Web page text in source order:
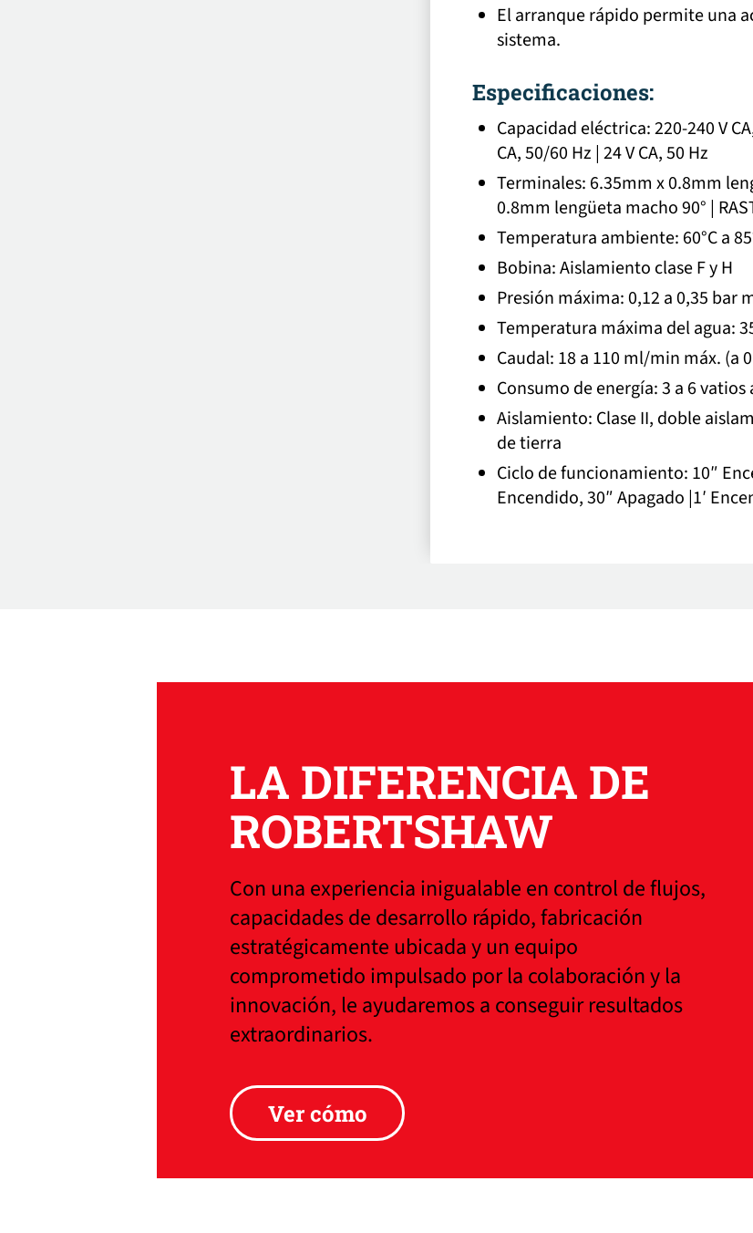
El arranque rápido permite una
sistema.
Especificaciones:
Capacidad eléctrica: 220-240 V
CA, 50/60 Hz | 24 V CA, 50 Hz
Terminales: 6.35mm x 0.8mm
0.8mm lengüeta macho 90° |
Temperatura ambiente: 60°C a
Bobina: Aislamiento clase F y H
Presión máxima: 0,12 a 0,35 bar
Temperatura máxima del agua:
Caudal: 18 a 110 ml/min máx. (a
Consumo de energía: 3 a 6 vatios
Aislamiento: Clase II, doble
de tierra
Ciclo de funcionamiento: 10″
Encendido, 30″ Apagado |1′
LA DIFERENCIA DE
ROBERTSHAW
Con una experiencia inigualable en control de flujos,
capacidades de desarrollo rápido, fabricación
estratégicamente ubicada y un equipo
comprometido impulsado por la colaboración y la
innovación, le ayudaremos a conseguir resultados
extraordinarios.
Ver cómo